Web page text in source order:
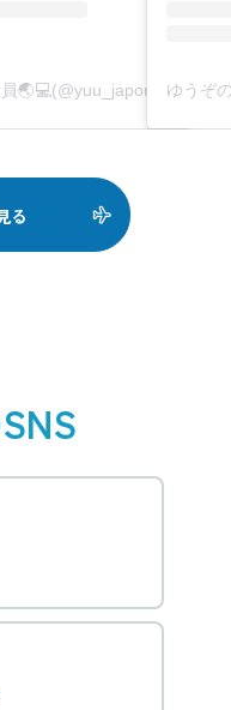
ゆうぞの|1人旅新卒会社員🌏💻(@yuu_japon123)がシェアした投稿
る